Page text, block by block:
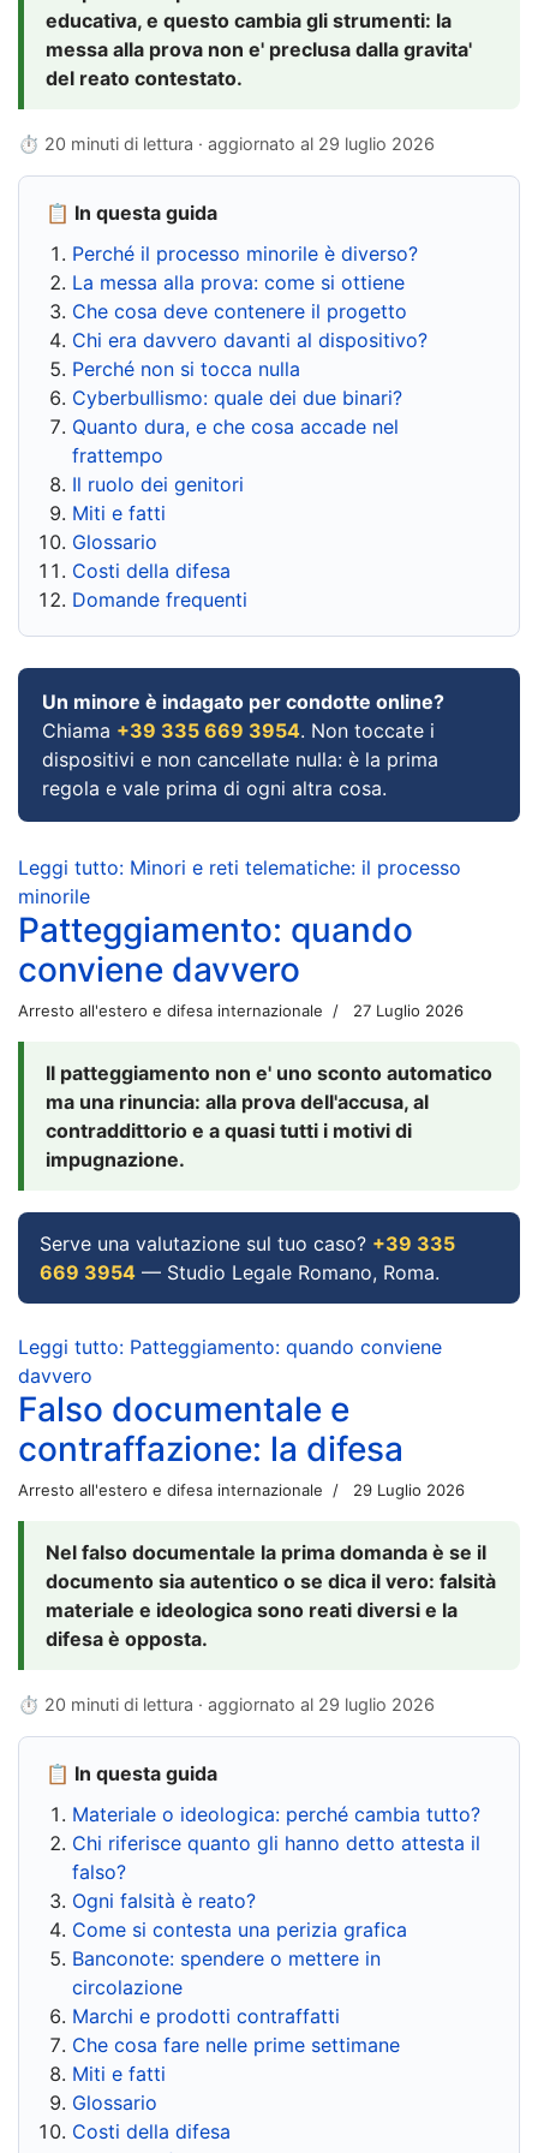
educativa, e questo cambia gli strumenti: la
messa alla prova non e' preclusa dalla gravita'
del reato contestato.
⏱ 20 minuti di lettura · aggiornato al 29 luglio 2026
📋 In questa guida
Perché il processo minorile è diverso?
La messa alla prova: come si ottiene
Che cosa deve contenere il progetto
Chi era davvero davanti al dispositivo?
Perché non si tocca nulla
Cyberbullismo: quale dei due binari?
Quanto dura, e che cosa accade nel
frattempo
Il ruolo dei genitori
Miti e fatti
Glossario
Costi della difesa
Domande frequenti
Un minore è indagato per condotte online?
Chiama +39 335 669 3954. Non toccate i
dispositivi e non cancellate nulla: è la prima
regola e vale prima di ogni altra cosa.
Leggi tutto: Minori e reti telematiche: il processo
minorile
Patteggiamento: quando
conviene davvero
Arresto all'estero e difesa internazionale 27 Luglio 2026
Il patteggiamento non e' uno sconto automatico
ma una rinuncia: alla prova dell'accusa, al
contraddittorio e a quasi tutti i motivi di
impugnazione.
Serve una valutazione sul tuo caso? +39 335
669 3954 — Studio Legale Romano, Roma.
Leggi tutto: Patteggiamento: quando conviene
davvero
Falso documentale e
contraffazione: la difesa
Arresto all'estero e difesa internazionale 29 Luglio 2026
Nel falso documentale la prima domanda è se il
documento sia autentico o se dica il vero: falsità
materiale e ideologica sono reati diversi e la
difesa è opposta.
⏱ 20 minuti di lettura · aggiornato al 29 luglio 2026
📋 In questa guida
Materiale o ideologica: perché cambia tutto?
Chi riferisce quanto gli hanno detto attesta il
falso?
Ogni falsità è reato?
Come si contesta una perizia grafica
Banconote: spendere o mettere in
circolazione
Marchi e prodotti contraffatti
Che cosa fare nelle prime settimane
Miti e fatti
Glossario
Costi della difesa